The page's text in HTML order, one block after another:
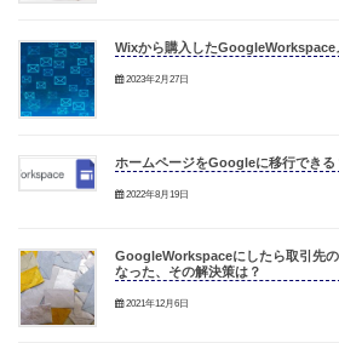
Wixから購入したGoogleWorkspace
2023年2月27日
ホームページをGoogleに移行できる
2022年8月19日
GoogleWorkspaceにしたら取引先の
なった、その解決策は？
2021年12月6日